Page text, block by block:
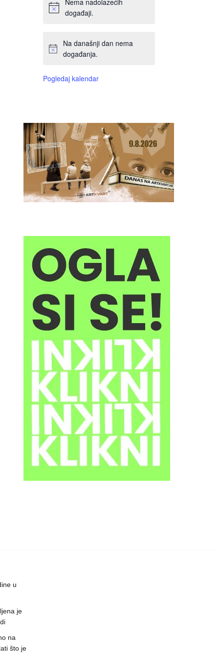
Nema nadolazećih
događaji.
Na današnji dan nema
događanja.
Pogledaj kalendar
u
je
na
što je